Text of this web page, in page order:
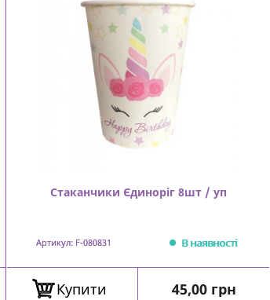
Стаканчики Єдиноріг 8шт / уп
Артикул: F-080831 В наявності
Купити Ціна
45,00 грн